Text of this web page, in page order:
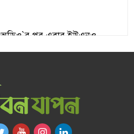
অডিও‍‍`র পর এবার ইউএনও
আঙুর চাষের স্বপ্ন শুরু ৩০ টাকায়,
এখন আয় লাখ টাকা